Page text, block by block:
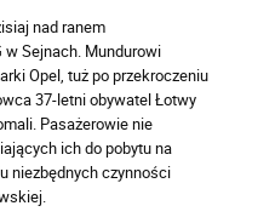
nad ranem
Sejnach. Mundurowi
Opel, tuż po przekroczeniu
37-letni obywatel Łotwy
Pasażerowie nie
ich do pobytu na
niezbędnych czynności